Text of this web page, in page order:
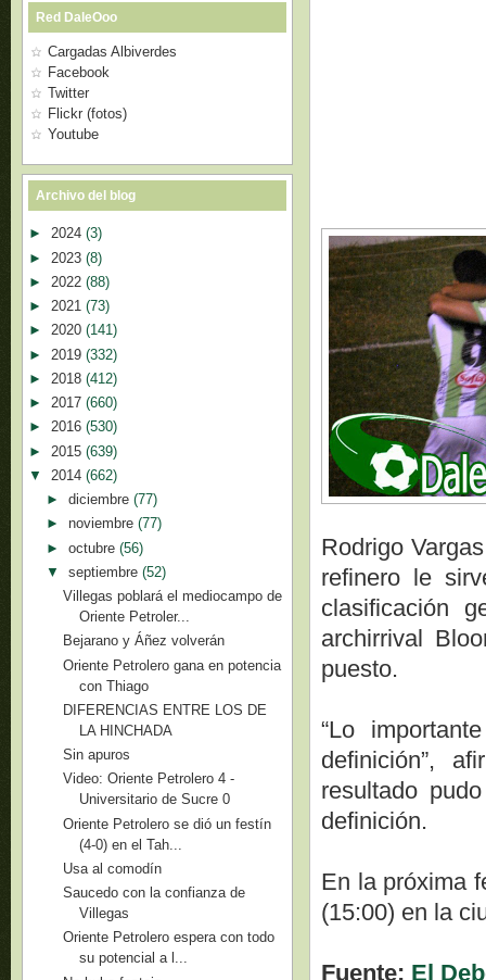
Rodrigo
refinero le
clasificación
archirrival
puesto.
“Lo
definición”,
resultado
definición.
En la próxima
(15:00) en la
Fuente: El
Red DaleOoo
Cargadas Albiverdes
Facebook
Twitter
Flickr (fotos)
Youtube
Archivo del blog
► 2024 (3)
► 2023 (8)
► 2022 (88)
► 2021 (73)
► 2020 (141)
► 2019 (332)
► 2018 (412)
► 2017 (660)
► 2016 (530)
► 2015 (639)
▼ 2014 (662)
► diciembre (77)
► noviembre (77)
► octubre (56)
▼ septiembre (52)
Villegas poblará el mediocampo de
Oriente Petroler...
Bejarano y Áñez volverán
Oriente Petrolero gana en potencia
con Thiago
DIFERENCIAS ENTRE LOS DE
LA HINCHADA
Sin apuros
Video: Oriente Petrolero 4 -
Universitario de Sucre 0
Oriente Petrolero se dió un festín
(4-0) en el Tah...
Usa al comodín
Saucedo con la confianza de
Villegas
Oriente Petrolero espera con todo
su potencial a l...